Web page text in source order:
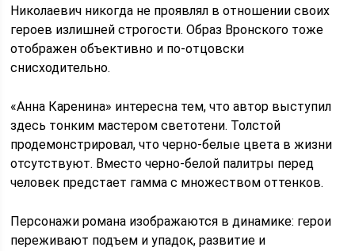
Николаевич никогда не проявлял в отношении своих
героев излишней строгости. Образ Вронского тоже
отображен объективно и по-отцовски
снисходительно.
«Анна Каренина» интересна тем, что автор выступил
здесь тонким мастером светотени. Толстой
продемонстрировал, что черно-белые цвета в жизни
отсутствуют. Вместо черно-белой палитры перед
человек предстает гамма с множеством оттенков.
Персонажи романа изображаются в динамике: герои
переживают подъем и упадок, развитие и